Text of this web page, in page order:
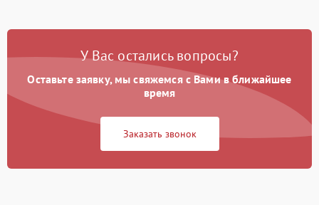
Проблемы с набором
Не работает сушилка 2100 ₽ Подробнее →
Сбои в работе таймера 1700 ₽
У Вас остались вопросы?
Оставьте заявку, мы свяжемся с Вами в ближайшее
время
Заказать звонок